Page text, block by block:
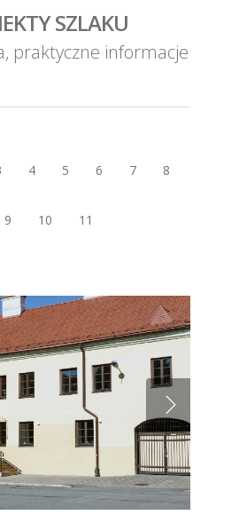
SZLAKU
praktyczne informacje
4 5 6 7 8
9 10 11